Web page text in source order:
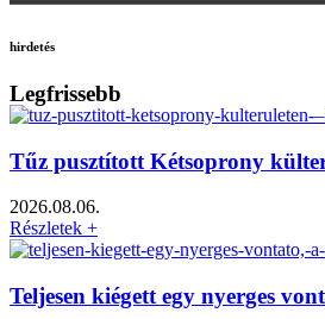
hirdetés
Legfrissebb
Tűz pusztított Kétsoprony
2026.08.06.
Részletek +
Teljesen kiégett egy nyerges